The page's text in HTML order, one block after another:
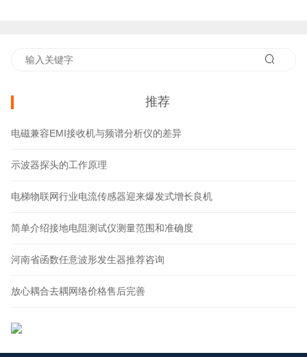
推荐
电磁兼容EMI接收机与频谱分析仪的差异
示波器探头的工作原理
电梯物联网行业电流传感器迎来爆发式增长良机
简单介绍接地电阻测试仪测量范围和准确度
河南省函数任意波形发生器推荐咨询
放心耦合去耦网络价格售后完善